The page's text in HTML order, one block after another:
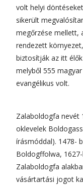
volt helyi
sikerült
megőrzése mellett,
rendezett
biztosítják az itt
melyből 555
evangélikus volt.
Zalaboldogfa nevét
oklevelek
írásmóddal). 1478-
Boldogffolwa,
Zalaboldogfa
vásártartási jogot